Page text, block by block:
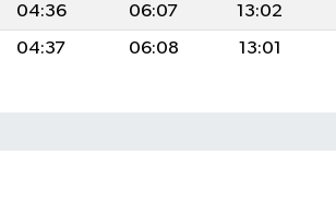
04:36 06:07 13:02
04:37 06:08 13:01